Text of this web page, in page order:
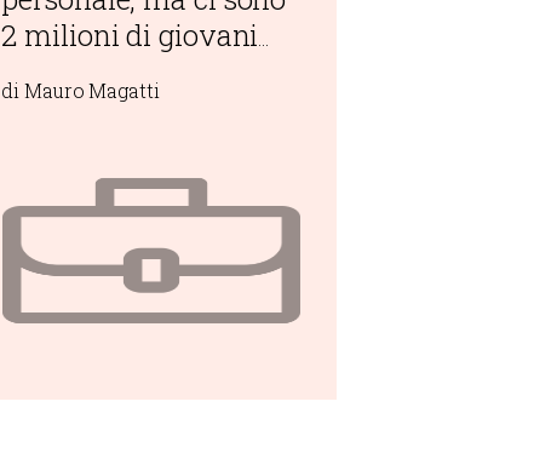
2 milioni di giovani
non studiano: come
generativo tra mondo
delle imprese,
istituzioni pubbliche e
persone reali?
di Mauro Magatti